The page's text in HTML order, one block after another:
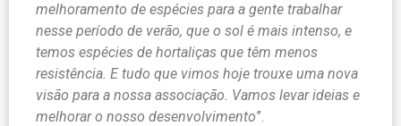
melhoramento de espécies para a gente trabalhar
nesse período de verão, que o sol é mais intenso, e
temos espécies de hortaliças que têm menos
resistência. E tudo que vimos hoje trouxe uma nova
visão para a nossa associação. Vamos levar ideias e
melhorar o nosso desenvolvimento”.